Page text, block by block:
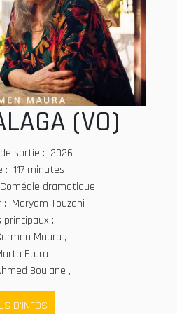
(VO)
sortie : 2026
: 117 minutes
dramatique
: Maryam Touzani
:
Maura ,
Etura ,
Boulane ,
D'INFOS